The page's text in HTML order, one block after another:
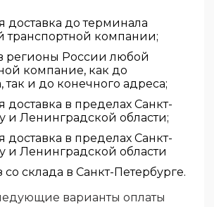
доставка до терминала
транспортной компании;
регионы России любой
компание, как до
так и до конечного адреса;
доставка в пределах Санкт-
и Ленинградской области;
доставка в пределах Санкт-
и Ленинградской области
склада в Санкт-Петербурге.
варианты оплаты